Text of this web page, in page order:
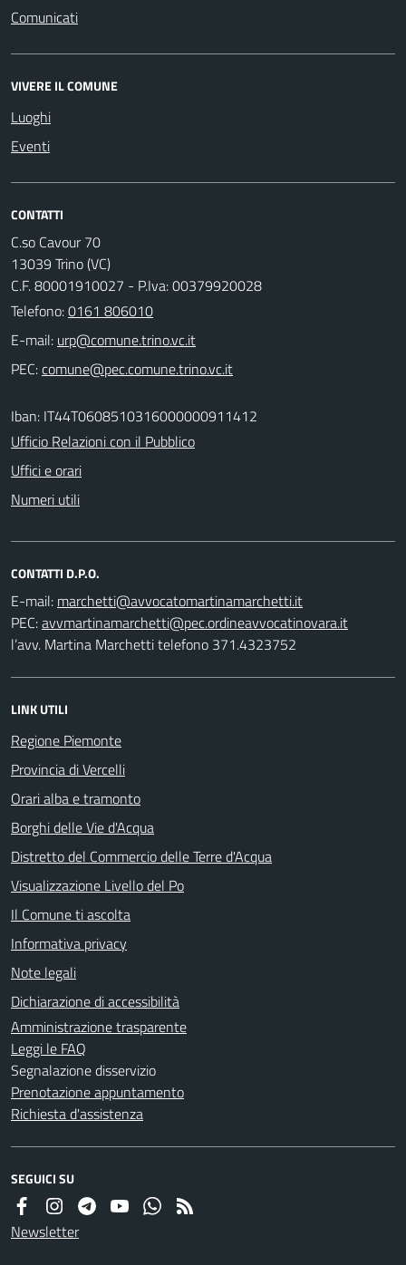
Comunicati
VIVERE IL COMUNE
Luoghi
Eventi
CONTATTI
C.so Cavour 70
13039 Trino (VC)
C.F. 80001910027 - P.Iva: 00379920028
Telefono:0161 806010
E-mail:
PEC:
Iban: IT44T0608510316000000911412
Ufficio Relazioni con il Pubblico
Uffici e orari
Numeri utili
CONTATTI D.P.O.
E-mail:
PEC:
l’avv. Martina Marchetti telefono 371.4323752
LINK UTILI
Regione Piemonte
Provincia di Vercelli
Orari alba e tramonto
Borghi delle Vie d'Acqua
Distretto del Commercio delle Terre d'Acqua
Visualizzazione Livello del Po
Il Comune ti ascolta
Informativa privacy
Note legali
Dichiarazione di accessibilità
Amministrazione trasparente
Leggi le FAQ
Segnalazione disservizio
Prenotazione appuntamento
Richiesta d'assistenza
SEGUICI SU
Newsletter